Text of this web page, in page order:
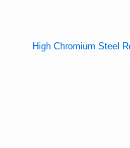
High Chromium Steel